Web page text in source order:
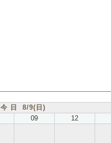
今 日 8/9(日)
09 12